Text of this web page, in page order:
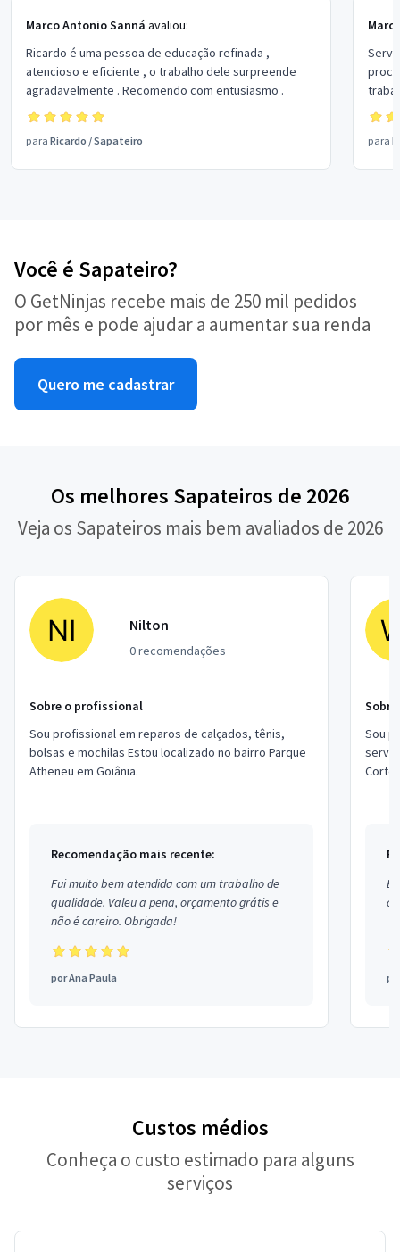
Marco Antonio Sanná avaliou:
Ricardo é uma pessoa de educação refinada ,
atencioso e eficiente , o trabalho dele surpreende
agradavelmente . Recomendo com entusiasmo .
para Ricardo /Sapateiro para
Você é Sapateiro?
O GetNinjas recebe mais de 250 mil pedidos
por mês e pode ajudar a aumentar sua renda
Quero me cadastrar
Os melhores Sapateiros de 2026
Veja os Sapateiros mais bem avaliados de 2026
Nilton
0 recomendações
Sobre o profissional
Sou profissional em reparos de calçados, tênis,
bolsas e mochilas Estou localizado no bairro Parque
Atheneu em Goiânia.
Recomendação mais recente:
Fui muito bem atendida com um trabalho de
qualidade. Valeu a pena, orçamento grátis e
não é careiro. Obrigada!
porAna Paula
Sou
Corte
Custos médios
Conheça o custo estimado para alguns
serviços